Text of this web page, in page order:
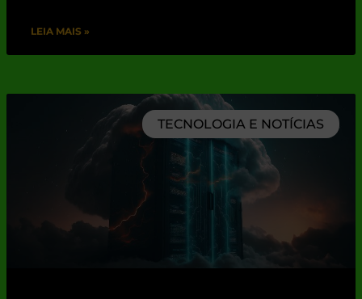
LEIA MAIS »
TECNOLOGIA E NOTÍCIAS